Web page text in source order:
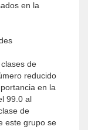
en la
de
reducido
en la
99.0 al
de
este grupo se